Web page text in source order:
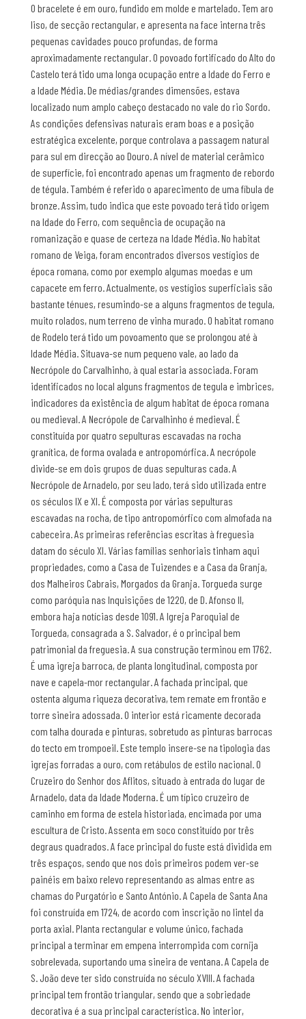
O bracelete é em ouro, fundido em molde e martelado. Tem aro
liso, de secção rectangular, e apresenta na face interna três
pequenas cavidades pouco profundas, de forma
aproximadamente rectangular. O povoado fortificado do Alto do
Castelo terá tido uma longa ocupação entre a Idade do Ferro e
a Idade Média. De médias/grandes dimensões, estava
localizado num amplo cabeço destacado no vale do rio Sordo.
As condições defensivas naturais eram boas e a posição
estratégica excelente, porque controlava a passagem natural
para sul em direcção ao Douro. A nível de material cerâmico
de superfície, foi encontrado apenas um fragmento de rebordo
de tégula. Também é referido o aparecimento de uma fíbula de
bronze. Assim, tudo indica que este povoado terá tido origem
na Idade do Ferro, com sequência de ocupação na
romanização e quase de certeza na Idade Média. No habitat
romano de Veiga, foram encontrados diversos vestígios de
época romana, como por exemplo algumas moedas e um
capacete em ferro. Actualmente, os vestígios superficiais são
bastante ténues, resumindo-se a alguns fragmentos de tegula,
muito rolados, num terreno de vinha murado. O habitat romano
de Rodelo terá tido um povoamento que se prolongou até à
Idade Média. Situava-se num pequeno vale, ao lado da
Necrópole do Carvalhinho, à qual estaria associada. Foram
identificados no local alguns fragmentos de tegula e imbrices,
indicadores da existência de algum habitat de época romana
ou medieval. A Necrópole de Carvalhinho é medieval. É
constituída por quatro sepulturas escavadas na rocha
granítica, de forma ovalada e antropomórfica. A necrópole
divide-se em dois grupos de duas sepulturas cada. A
Necrópole de Arnadelo, por seu lado, terá sido utilizada entre
os séculos IX e XI. É composta por várias sepulturas
escavadas na rocha, de tipo antropomórfico com almofada na
cabeceira. As primeiras referências escritas à freguesia
datam do século XI. Várias famílias senhoriais tinham aqui
propriedades, como a Casa de Tuizendes e a Casa da Granja,
dos Malheiros Cabrais, Morgados da Granja. Torgueda surge
como paróquia nas Inquisições de 1220, de D. Afonso II,
embora haja notícias desde 1091. A Igreja Paroquial de
Torgueda, consagrada a S. Salvador, é o principal bem
patrimonial da freguesia. A sua construção terminou em 1762.
É uma igreja barroca, de planta longitudinal, composta por
nave e capela-mor rectangular. A fachada principal, que
ostenta alguma riqueza decorativa, tem remate em frontão e
torre sineira adossada. O interior está ricamente decorada
com talha dourada e pinturas, sobretudo as pinturas barrocas
do tecto em trompoeil. Este templo insere-se na tipologia das
igrejas forradas a ouro, com retábulos de estilo nacional. O
Cruzeiro do Senhor dos Aflitos, situado à entrada do lugar de
Arnadelo, data da Idade Moderna. É um típico cruzeiro de
caminho em forma de estela historiada, encimada por uma
escultura de Cristo. Assenta em soco constituído por três
degraus quadrados. A face principal do fuste está dividida em
três espaços, sendo que nos dois primeiros podem ver-se
painéis em baixo relevo representando as almas entre as
chamas do Purgatório e Santo António. A Capela de Santa Ana
foi construída em 1724, de acordo com inscrição no lintel da
porta axial. Planta rectangular e volume único, fachada
principal a terminar em empena interrompida com cornija
sobrelevada, suportando uma sineira de ventana. A Capela de
S. João deve ter sido construída no século XVIII. A fachada
principal tem frontão triangular, sendo que a sobriedade
decorativa é a sua principal característica. No interior,